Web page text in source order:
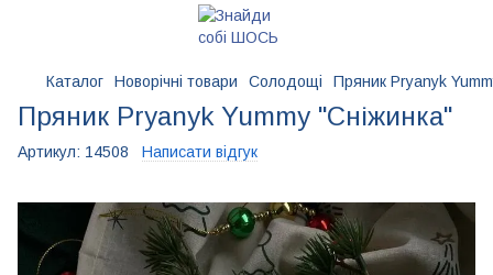
Каталог Новорічні товари Солодощі Пряник Pryanyk
Пряник Pryanyk Yummy "Сніжинка"
Артикул: 14508 Написати відгук